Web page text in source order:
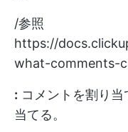
/参照
https://
what-comments-
: コメントを割り当
当てる。